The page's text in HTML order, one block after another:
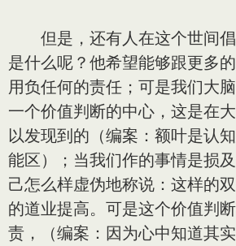
但是，还有人在这个世间倡
是什么呢？他希望能够跟更多
用负任何的责任；可是我们大
一个价值判断的中心，这是在
以发现到的（编案：额叶是认
能区）；当我们作的事情是损
己怎么样虚伪地称说：这样的
的道业提高。可是这个价值判
责，（编案：因为心中知道其